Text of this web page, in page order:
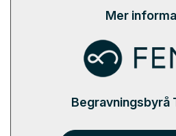
Mer
Begravningsbyrå